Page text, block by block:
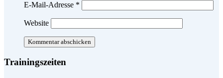
E-Mail-Adresse *
Website
Trainingszeiten